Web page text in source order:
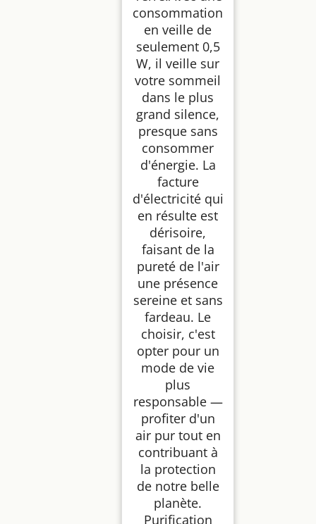
consommation
en veille de
seulement 0,5
W, il veille sur
votre sommeil
dans le plus
grand silence,
presque sans
consommer
d'énergie. La
facture
d'électricité qui
en résulte est
dérisoire,
faisant de la
pureté de l'air
une présence
sereine et sans
fardeau. Le
choisir, c'est
opter pour un
mode de vie
plus
responsable —
profiter d'un
air pur tout en
contribuant à
la protection
de notre belle
planète.
Purification